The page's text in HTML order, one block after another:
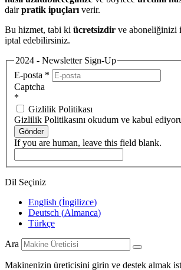
dairpratik ipuçları verir.
Bu hizmet, tabi ki ücretsizdir ve aboneliğinizi
iptal edebilirsiniz.
2024 - Newsletter Sign-Up
E-posta *
Captcha
*
Gizlilik Politikası
Gizlilik Politikasını okudum ve kabul
Gönder
If you are human, leave this field blank.
Dil Seçiniz
English (İngilizce)
Deutsch (Almanca)
Türkçe
Ara
Makinenizin üreticisini girin ve destek almak